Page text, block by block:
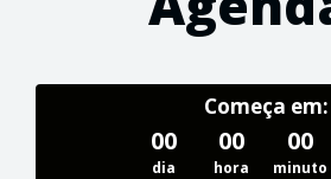
Começa em:
00
dia
00
hora
00
minuto